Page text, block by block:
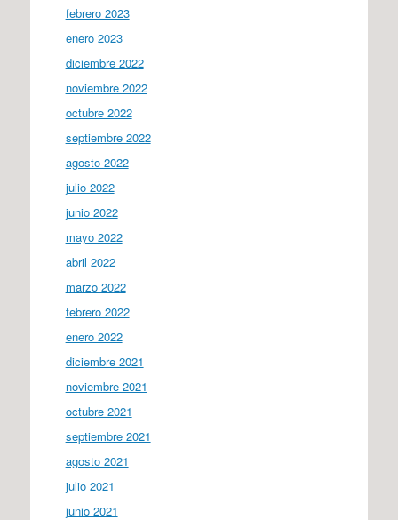
febrero 2023
enero 2023
diciembre 2022
noviembre 2022
octubre 2022
septiembre 2022
agosto 2022
julio 2022
junio 2022
mayo 2022
abril 2022
marzo 2022
febrero 2022
enero 2022
diciembre 2021
noviembre 2021
octubre 2021
septiembre 2021
agosto 2021
julio 2021
junio 2021